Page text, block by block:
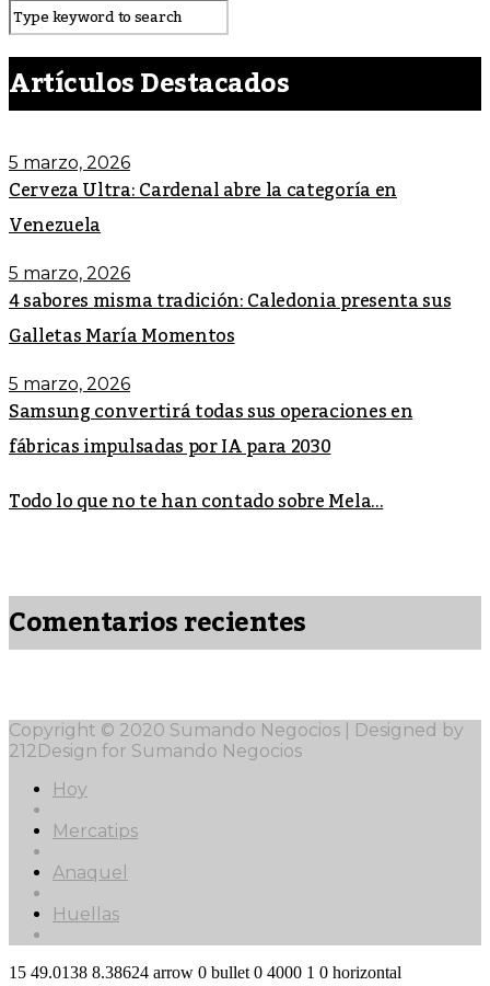
Artículos Destacados
5 marzo, 2026
Cerveza Ultra: Cardenal abre la categoría en
Venezuela
5 marzo, 2026
4 sabores misma tradición: Caledonia presenta sus
Galletas María Momentos
5 marzo, 2026
Samsung convertirá todas sus operaciones en
fábricas impulsadas por IA para 2030
Todo lo que no te han contado sobre Mela...
Comentarios recientes
Copyright © 2020 Sumando Negocios | Designed by
212Design for Sumando Negocios
Hoy
Mercatips
Anaquel
Huellas
15 49.0138 8.38624 arrow 0 bullet 0 4000 1 0 horizontal